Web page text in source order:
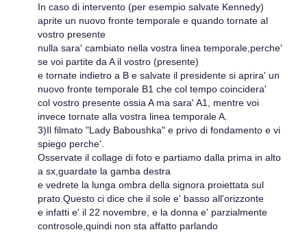
In caso di intervento (per esempio salvate Kennedy)
aprite un nuovo fronte temporale e quando tornate al
vostro presente
nulla sara' cambiato nella vostra linea temporale,perche'
se voi partite da A il vostro (presente)
e tornate indietro a B e salvate il presidente si aprira' un
nuovo fronte temporale B1 che col tempo coincidera'
col vostro presente ossia A ma sara' A1, mentre voi
invece tornate alla vostra linea temporale A.
3)Il filmato "Lady Baboushka" e privo di fondamento e vi
spiego perche'.
Osservate il collage di foto e partiamo dalla prima in alto
a sx,guardate la gamba destra
e vedrete la lunga ombra della signora proiettata sul
prato.Questo ci dice che il sole e' basso all'orizzonte
e infatti e' il 22 novembre, e la donna e' parzialmente
controsole,quindi non sta affatto parlando